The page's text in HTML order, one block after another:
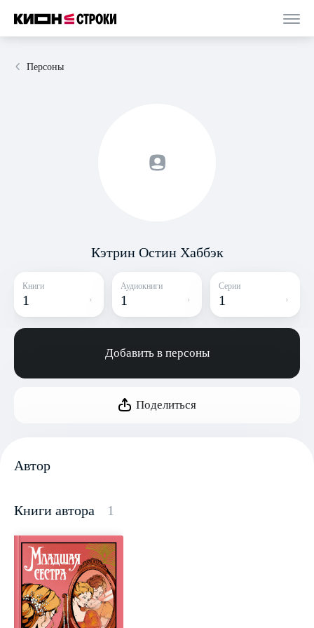
Персоны
Кэтрин Остин Хаббэк
Книги
1
Аудиокниги
1
Серии
1
Добавить в персоны
Поделиться
Автор
Книги автора 1